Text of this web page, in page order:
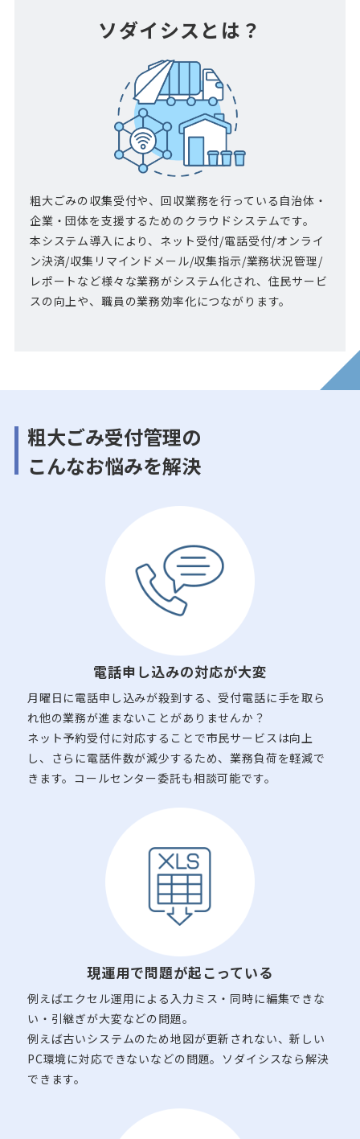
ソダイシスとは？
粗大ごみの収集受付や、回収業務を行っている自治体・
企業・団体を支援するためのクラウドシステムです。
本システム導入により、ネット受付/電話受付/オンライ
ン決済/収集リマインドメール/収集指示/業務状況管理/
レポートなど様々な業務がシステム化され、住民サービ
スの向上や、職員の業務効率化につながります。
粗大ごみ受付管理の
こんなお悩みを解決
電話申し込みの対応が大変
月曜日に電話申し込みが殺到する、受付電話に手を取ら
れ他の業務が進まないことがありませんか？
ネット予約受付に対応することで市民サービスは向上
し、さらに電話件数が減少するため、業務負荷を軽減で
きます。コールセンター委託も相談可能です。
現運用で問題が起こっている
例えばエクセル運用による入力ミス・同時に編集できな
い・引継ぎが大変などの問題。
例えば古いシステムのため地図が更新されない、新しい
PC環境に対応できないなどの問題。ソダイシスなら解決
できます。